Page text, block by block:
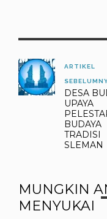
ARTIKEL
DESA
UPAYA
BUDAYA
TRADISI
SLEMAN
MUNGKIN
MENYUKAI